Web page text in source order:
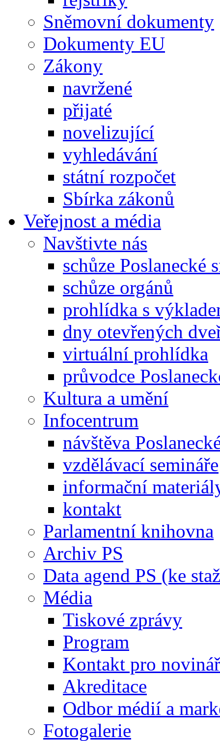
Sněmovní dokumenty
Dokumenty EU
Zákony
navržené
přijaté
novelizující
vyhledávání
státní rozpočet
Sbírka zákonů
Veřejnost a média
Navštivte nás
schůze Poslanecké
schůze orgánů
prohlídka s
dny otevřených
virtuální prohlídka
průvodce
Kultura a umění
Infocentrum
návštěva
vzdělávací semináře
informační
kontakt
Parlamentní knihovna
Archiv PS
Data agend PS (ke
Média
Tiskové zprávy
Program
Kontakt pro
Akreditace
Odbor médií a
Fotogalerie